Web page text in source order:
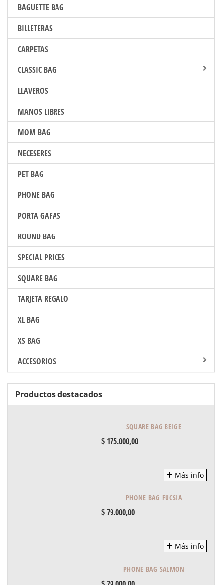
BAGUETTE BAG
BILLETERAS
CARPETAS
CLASSIC BAG
LLAVEROS
MANOS LIBRES
MOM BAG
NECESERES
PET BAG
PHONE BAG
PORTA GAFAS
ROUND BAG
SPECIAL PRICES
SQUARE BAG
TARJETA REGALO
XL BAG
XS BAG
ACCESORIOS
Productos destacados
SQUARE BAG BEIGE
$ 175.000,00
Más info
PHONE BAG FUCSIA
$ 79.000,00
Más info
PHONE BAG SALMON